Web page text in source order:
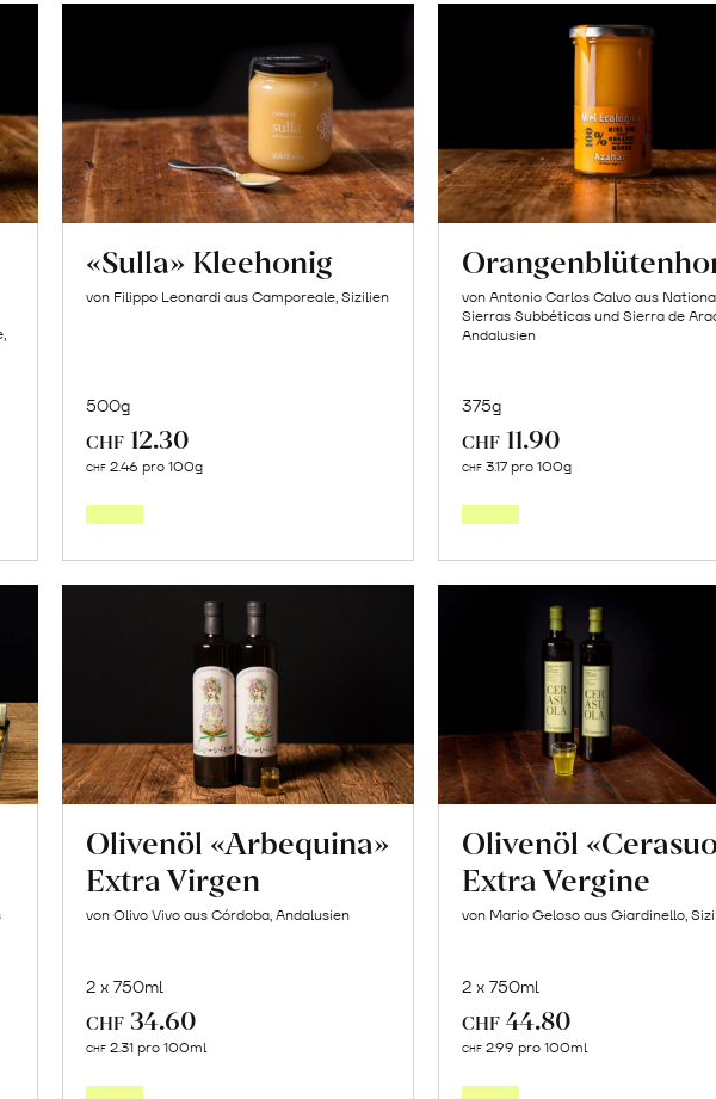
«Sulla» Kleehonig
von Filippo Leonardi aus Camporeale, Sizilien
500g
CHF 12.30
CHF 2.46 pro 100g
von Antonio Carlos Calvo aus
Sierras Subbéticas und Sierra de
Andalusien
375g
CHF 11.90
CHF 3.17 pro 100g
Olivenöl «Arbequina»
Extra Virgen
von Olivo Vivo aus Córdoba, Andalusien
2 x 750ml
CHF 34.60
CHF 2.31 pro 100ml
Olivenöl
Extra Vergine
von Mario Geloso aus Giardinello,
2 x 750ml
CHF 44.80
CHF 2.99 pro 100ml